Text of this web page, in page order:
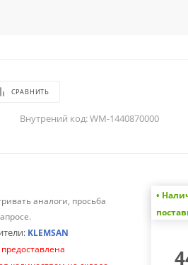
СРАВНИТЬ
Внутрений код:WM-1440870000
аналоги, просьба
KLEMSAN
•